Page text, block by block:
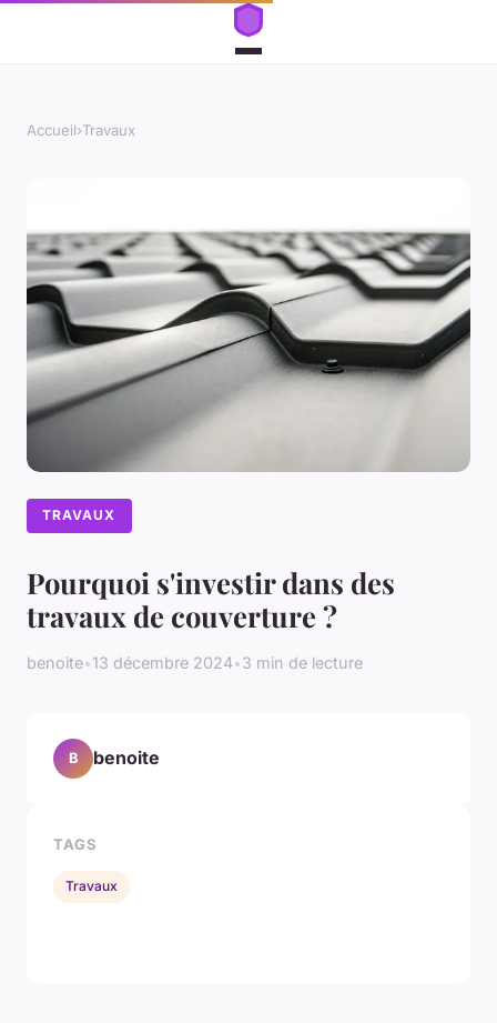
Accueil›Travaux
TRAVAUX
Pourquoi s'investir dans des
travaux de couverture ?
benoite•13 décembre 2024•3 min de lecture
B benoite
TAGS
Travaux